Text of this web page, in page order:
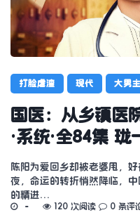
打脸虐渣 现代 大男主
国医：从乡镇医
·系统·全84集
陈阳为爱回乡却被老婆甩，
夜，命运的转折悄然降临，
的精进…
120 次阅读 0 条评